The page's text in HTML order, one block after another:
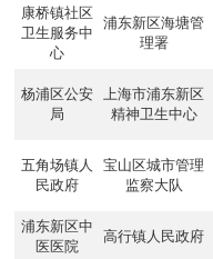
康桥镇社区
卫生服务中
心
浦东新区海塘管
理署
杨浦区公安
局
上海市浦东新区
精神卫生中心
五角场镇人
民政府
宝山区城市管理
监察大队
浦东新区中
医医院
高行镇人民政府